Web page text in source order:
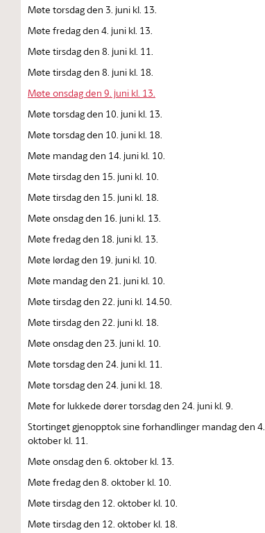
Møte torsdag den 3. juni kl. 13.
Møte fredag den 4. juni kl. 13.
Møte tirsdag den 8. juni kl. 11.
Møte tirsdag den 8. juni kl. 18.
Møte onsdag den 9. juni kl. 13.
Møte torsdag den 10. juni kl. 13.
Møte torsdag den 10. juni kl. 18.
Møte mandag den 14. juni kl. 10.
Møte tirsdag den 15. juni kl. 10.
Møte tirsdag den 15. juni kl. 18.
Møte onsdag den 16. juni kl. 13.
Møte fredag den 18. juni kl. 13.
Møte lørdag den 19. juni kl. 10.
Møte mandag den 21. juni kl. 10.
Møte tirsdag den 22. juni kl. 14.50.
Møte tirsdag den 22. juni kl. 18.
Møte onsdag den 23. juni kl. 10.
Møte torsdag den 24. juni kl. 11.
Møte torsdag den 24. juni kl. 18.
Møte for lukkede dører torsdag den 24. juni kl. 9.
Stortinget gjenopptok sine forhandlinger mandag den 4.
oktober kl. 11.
Møte onsdag den 6. oktober kl. 13.
Møte fredag den 8. oktober kl. 10.
Møte tirsdag den 12. oktober kl. 10.
Møte tirsdag den 12. oktober kl. 18.